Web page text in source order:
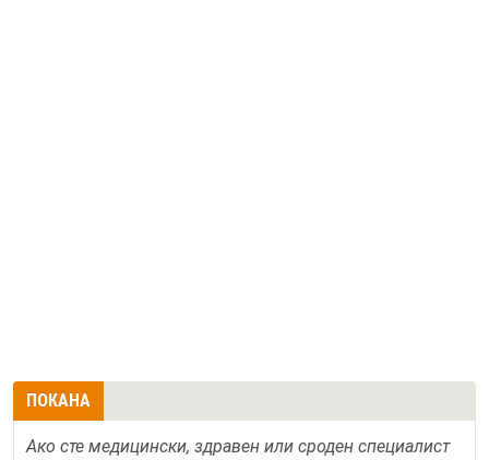
ПОКАНА
Ако сте медицински, здравен или сроден специалист